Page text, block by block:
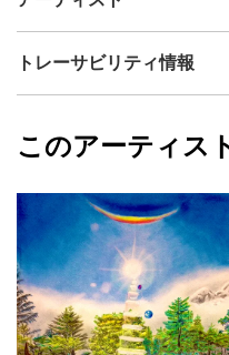
その他
作品状態
目立った
カラー
赤
オレンジ
グレー
ジャンル
風景画
配送目安
二週間以
作品保護のためアクリルボー
いろうど
フォローす
トレーサビリティ情報
いろうど
このアーティス